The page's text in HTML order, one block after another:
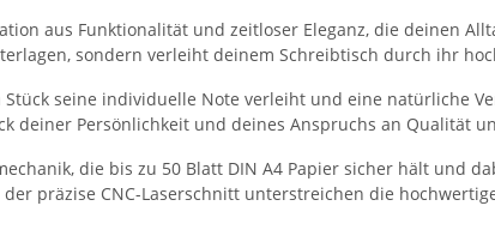
aus Funktionalität und zeitloser Eleganz, die deinen
sondern verleiht deinem Schreibtisch durch ihr
seine individuelle Note verleiht und eine natürliche
deiner Persönlichkeit und deines Anspruchs an Qualität
die bis zu 50 Blatt DIN A4 Papier sicher hält und
präzise CNC-Laserschnitt unterstreichen die